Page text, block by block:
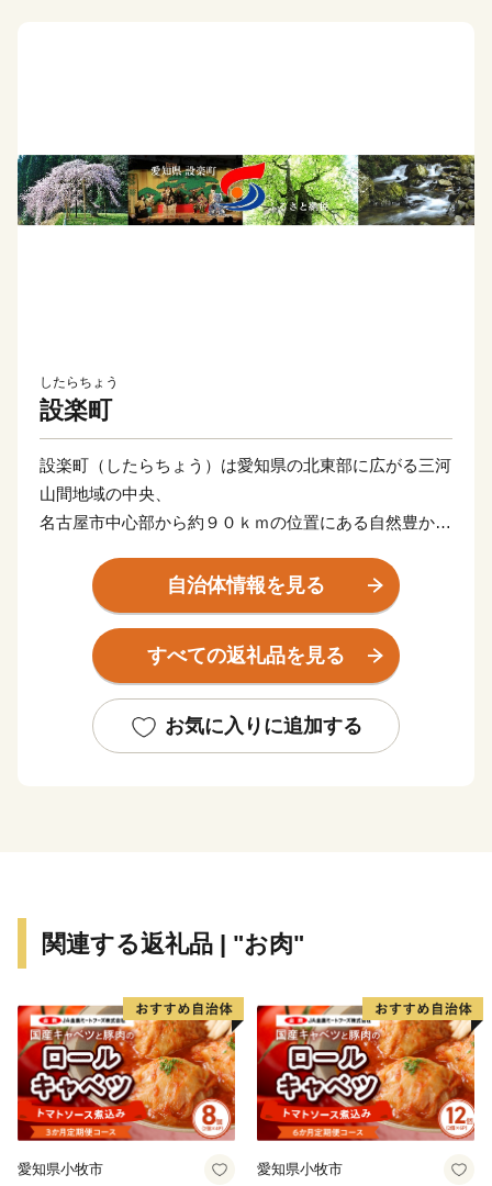
したらちょう
設楽町
設楽町（したらちょう）は愛知県の北東部に広がる三河
山間地域の中央、
名古屋市中心部から約９０ｋｍの位置にある自然豊かな
面積の約９割を占める森林は、愛知県の生活を支えてい
る豊川・矢作川・天竜川の水源地。
愛知の100名山にも選ばれる数々の山に囲まれ、美しい
季節の移りゆく彩りが、まちをさまざまな表情に変えて
自治体情報を見る
すべての返礼品を見る
お気に入りに追加する
関連する返礼品 | "お肉"
愛知県小牧市 愛知県小牧市